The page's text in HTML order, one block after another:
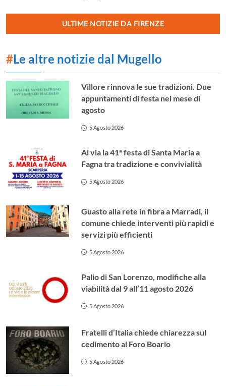
ULTIME NOTIZIE DA FIRENZE
#Le altre notizie dal Mugello
Villore rinnova le sue tradizioni. Due
appuntamenti di festa nel mese di
agosto
5 Agosto 2026
Al via la 41ª festa di Santa Maria a
Fagna tra tradizione e convivialità
5 Agosto 2026
Guasto alla rete in fibra a Marradi, il
comune chiede interventi più rapidi e
servizi più efficienti
5 Agosto 2026
Palio di San Lorenzo, modifiche alla
viabilità dal 9 all’11 agosto 2026
5 Agosto 2026
Fratelli d’Italia chiede chiarezza sul
cedimento al Foro Boario
5 Agosto 2026